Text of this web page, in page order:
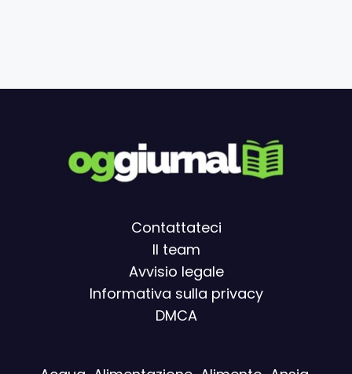
Contattateci
Il team
Avvisio legale
Informativa sulla privacy
DMCA